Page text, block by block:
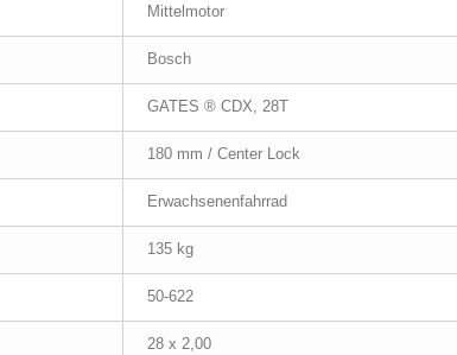
Mittelmotor
Bosch
GATES ® CDX, 28T
180 mm / Center Lock
Erwachsenenfahrrad
135 kg
50-622
28 x 2,00